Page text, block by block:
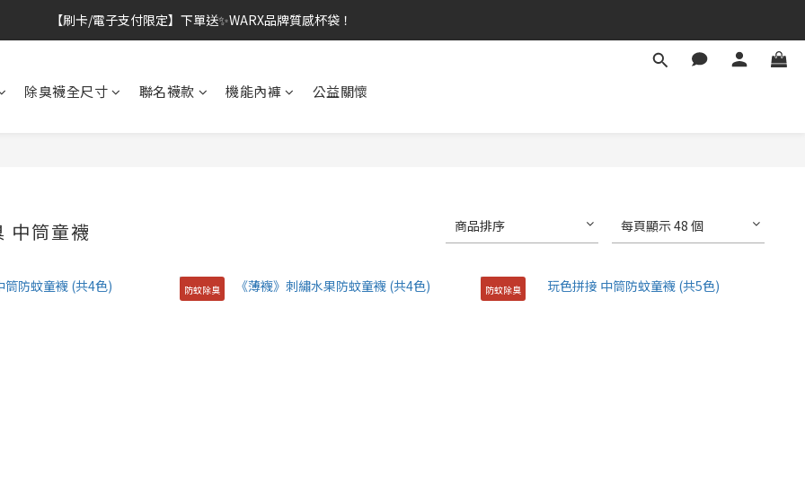
👔挺爸行動：全館襪款【最低$149起】✨立即下單！
【刷卡/電子支付限定】下單送✨WARX品牌質感杯袋！
除臭襪全尺寸 聯名襪款 機能內褲 公益關懷
中筒童襪 商品排序 每頁顯示 48 個
防蚊除臭 防蚊除臭